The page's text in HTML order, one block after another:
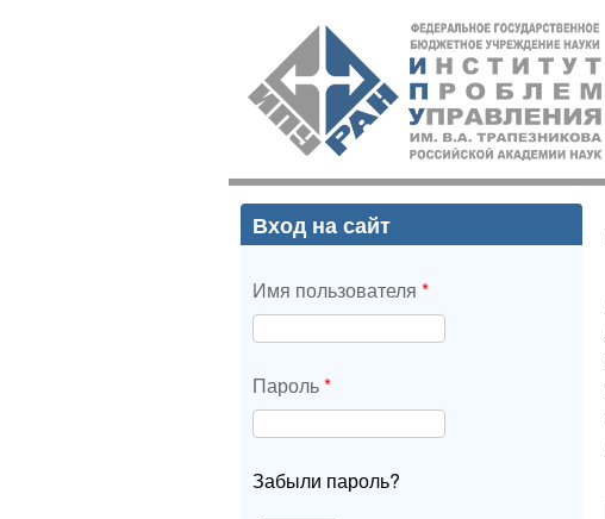
ИПУ
РАН
Вход на сайт
Имя пользователя *
Пароль*
Забыли пароль?